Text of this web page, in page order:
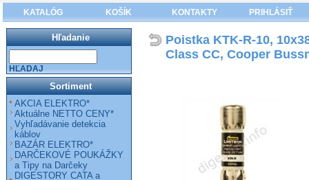
KATALÓG KOŠÍK KONTAKTY PRIHLÁSIŤ
Poistka KTK-R-10,
Class CC, Cooper
Hľadanie
HĽADAJ
Sortiment
AKCIA ELEKTRO*
Aktuálne NETTO CENY*
Vyhľadávanie detekcia
káblov
BAZÁR ELEKTRO*
DARČEKOVÉ POUKÁŽKY
a Tipy na Darčeky
DIGESTORY CATA a